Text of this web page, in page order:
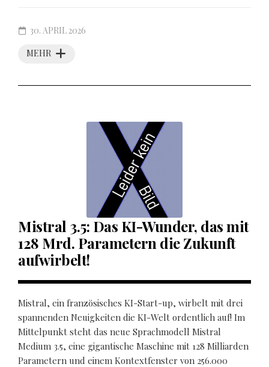
MEHR
30. APRIL 2026
Mistral 3.5: Das KI-Wunder, das mit
128 Mrd. Parametern die Zukunft
aufwirbelt!
Mistral, ein französisches KI-Start-up, wirbelt mit drei
spannenden Neuigkeiten die KI-Welt ordentlich auf! Im
Mittelpunkt steht das neue Sprachmodell Mistral
Medium 3.5, eine gigantische Maschine mit 128 Milliarden
Parametern und einem Kontextfenster von 256.000